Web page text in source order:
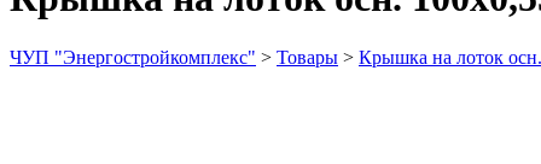
ЧУП "Энергостройкомплекс" > Товары > Крышка на лоток